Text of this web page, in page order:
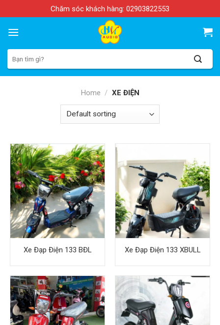
to
content
Chăm sóc khách hàng: 02903822553
for:
Home / XE ĐIỆN
Xe Đạp Điện 133 BĐL Xe Đạp Điện 133 XBULL